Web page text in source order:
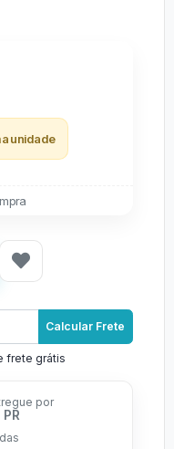
unidade
Calcular Frete
frete grátis
por